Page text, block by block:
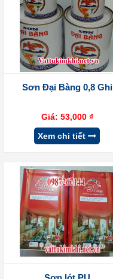
Sơn Đại Bàng 0,8 Ghi
Giá: 53,000 ₫
Xem chi tiết